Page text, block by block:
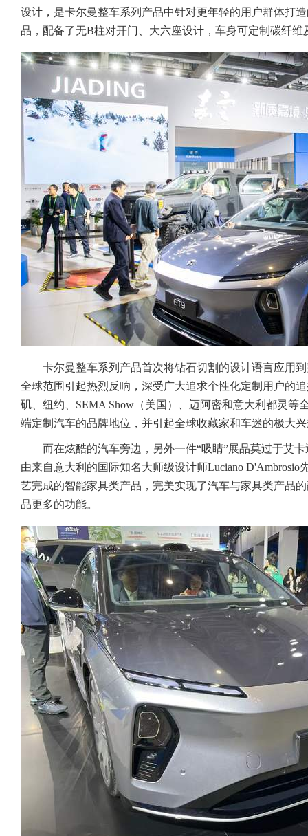
设计，是卡尔曼整车系列产品中针对更年轻的用户群体打
品，配备了无B柱对开门、大六座设计，车身可定制碳纤维
卡尔曼整车系列产品首次将钻石切割的设计语言应用
全球范围引起热烈反响，深受广大追求个性化定制用户的
矶、纽约、SEMA Show（美国）、迈阿密和意大利都灵等
端定制汽车的品牌地位，并引起全球收藏家和车迷的极大
而在炫酷的汽车旁边，另外一件“吸睛”展品莫过于艾
由来自意大利的国际知名大师级设计师Luciano D'Ambrosio
艺完成的智能家具类产品，完美实现了汽车与家具类产品
品更多的功能。